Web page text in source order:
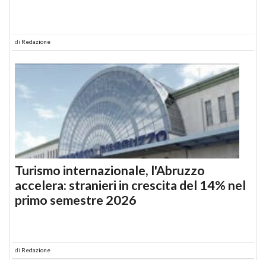
di Redazione
Turismo internazionale, l'Abruzzo
accelera: stranieri in crescita del 14% nel
primo semestre 2026
di Redazione